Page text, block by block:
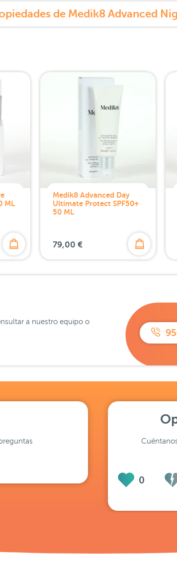
de Medik8 Advanced
ML
Medik8 Advanced Day
Ultimate Protect SPF50+
50 ML
79,00 €
a nuestro equipo o
0